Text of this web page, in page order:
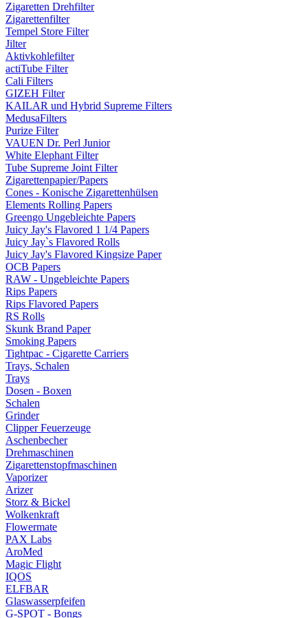
Zigaretten Drehfilter
Zigarettenfilter
Tempel Store Filter
Jilter
Aktivkohlefilter
actiTube Filter
Cali Filters
GIZEH Filter
KAILAR und Hybrid Supreme Filters
MedusaFilters
Purize Filter
VAUEN Dr. Perl Junior
White Elephant Filter
Tube Supreme Joint Filter
Zigarettenpapier/Papers
Cones - Konische Zigarettenhülsen
Elements Rolling Papers
Greengo Ungebleichte Papers
Juicy Jay's Flavored 1 1/4 Papers
Juicy Jay`s Flavored Rolls
Juicy Jay's Flavored Kingsize Paper
OCB Papers
RAW - Ungebleichte Papers
Rips Papers
Rips Flavored Papers
RS Rolls
Skunk Brand Paper
Smoking Papers
Tightpac - Cigarette Carriers
Trays, Schalen
Trays
Dosen - Boxen
Schalen
Grinder
Clipper Feuerzeuge
Aschenbecher
Drehmaschinen
Zigarettenstopfmaschinen
Vaporizer
Arizer
Storz & Bickel
Wolkenkraft
Flowermate
PAX Labs
AroMed
Magic Flight
IQOS
ELFBAR
Glaswasserpfeifen
G-SPOT - Bongs